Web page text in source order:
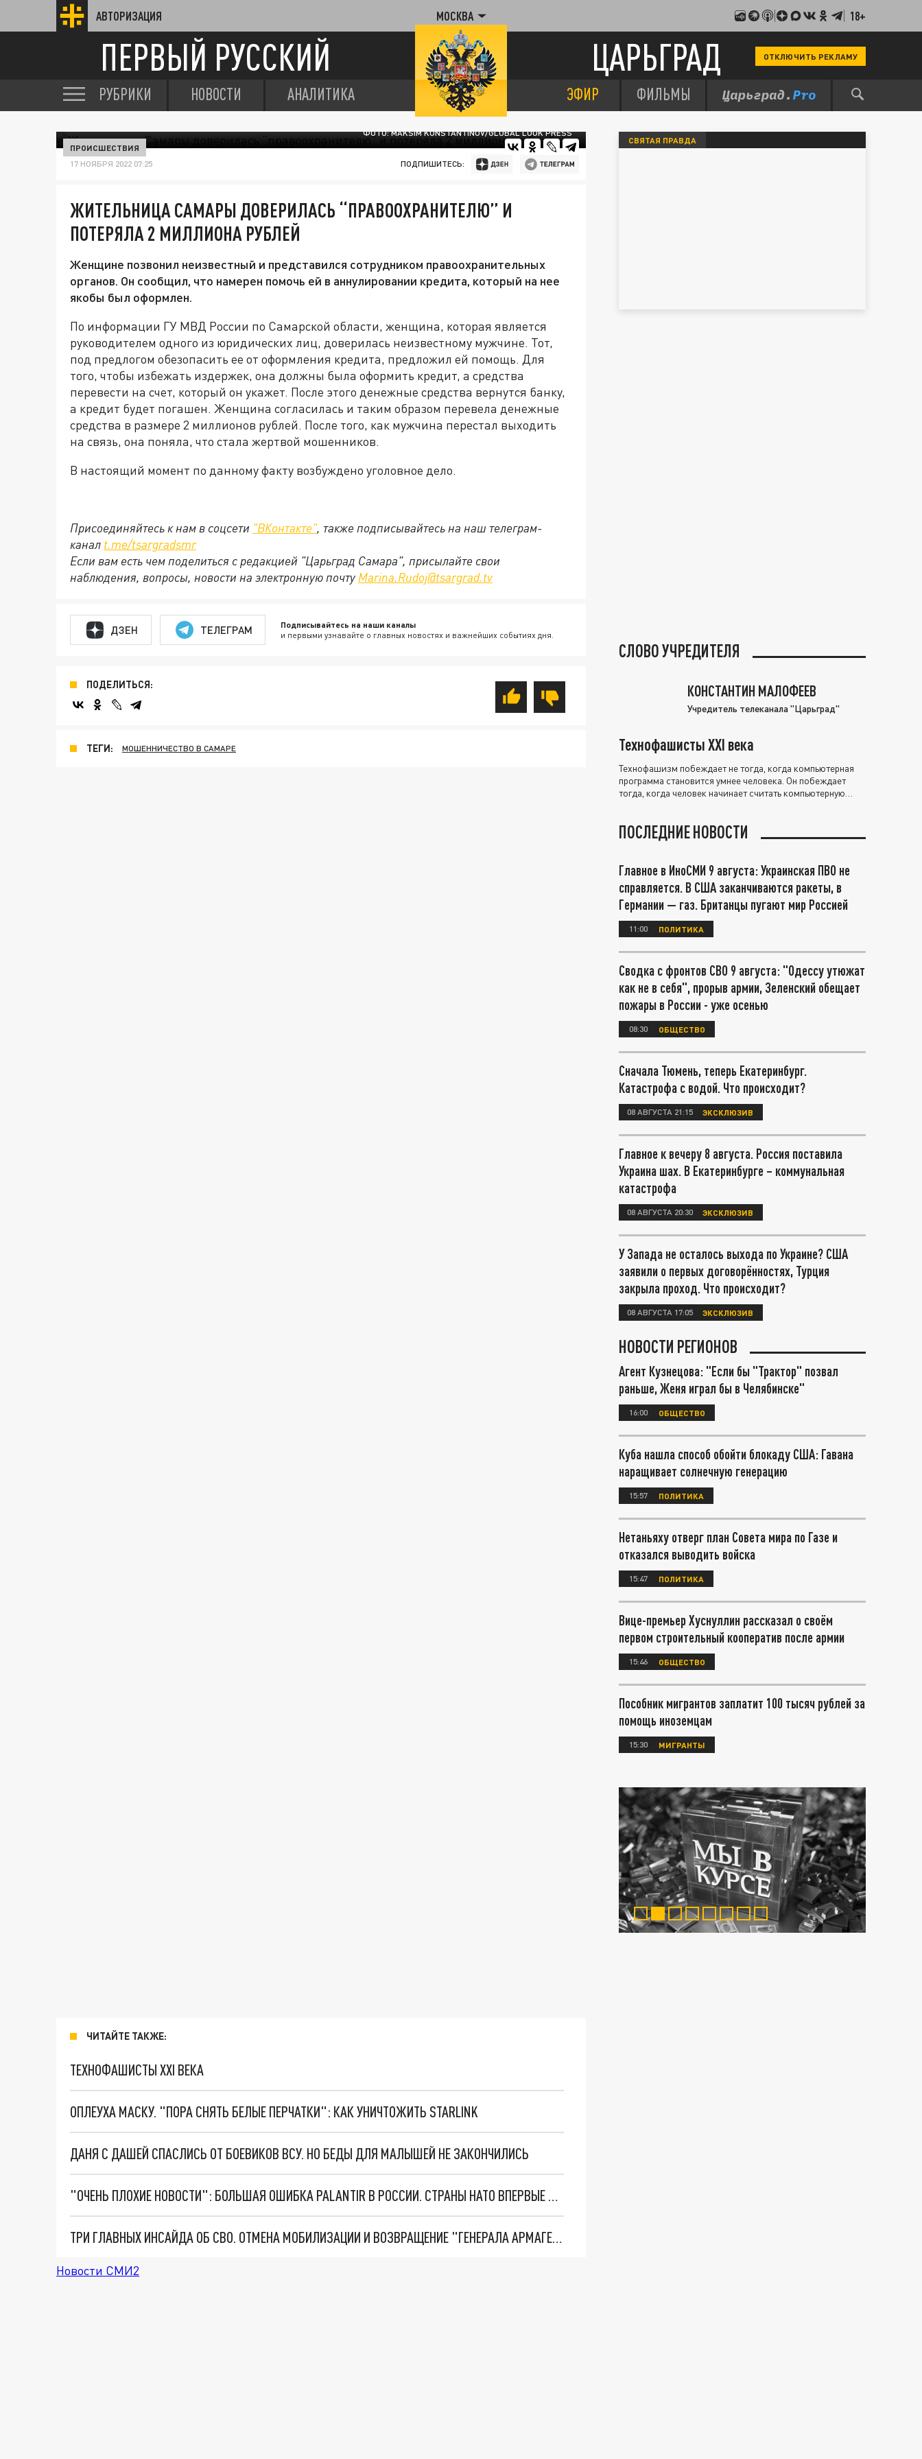
АВТОРИЗАЦИЯ МОСКВА 18+
ПЕРВЫЙ РУССКИЙ ЦАРЬГРАД ОТКЛЮЧИТЬ РЕКЛАМУ
РУБРИКИ НОВОСТИ АНАЛИТИКА ЭФИР ФИЛЬМЫ
ФОТО: MAKSIM KONSTANTINOV/GLOBAL LOOK PRESS
ПРОИСШЕСТВИЯ
17 НОЯБРЯ 2022 07:25 ПОДПИШИТЕСЬ:
ЖИТЕЛЬНИЦА САМАРЫ ДОВЕРИЛАСЬ “ПРАВООХРАНИТЕЛЮ” И
ПОТЕРЯЛА 2 МИЛЛИОНА РУБЛЕЙ
Женщине позвонил неизвестный и представился сотрудником правоохранительных
органов. Он сообщил, что намерен помочь ей в аннулировании кредита, который на нее
якобы был оформлен.
По информации ГУ МВД России по Самарской области, женщина, которая является
руководителем одного из юридических лиц, доверилась неизвестному мужчине. Тот,
под предлогом обезопасить ее от оформления кредита, предложил ей помощь. Для
того, чтобы избежать издержек, она должны была оформить кредит, а средства
перевести на счет, который он укажет. После этого денежные средства вернутся банку,
а кредит будет погашен. Женщина согласилась и таким образом перевела денежные
средства в размере 2 миллионов рублей. После того, как мужчина перестал выходить
на связь, она поняла, что стала жертвой мошенников.
В настоящий момент по данному факту возбуждено уголовное дело.
Присоединяйтесь к нам в соцсети "ВКонтакте", также подписывайтесь на наш телеграм-
канал t.me/tsargradsmr
Если вам есть чем поделиться с редакцией "Царьград Самара", присылайте свои
наблюдения, вопросы, новости на электронную почту Marina.Rudoj@tsargrad.tv
ДЗЕН ТЕЛЕГРАМ Подписывайтесь на наши каналы
и первыми узнавайте о главных новостях и важнейших событиях дня.
ПОДЕЛИТЬСЯ:
ТЕГИ: МОШЕННИЧЕСТВО В САМАРЕ
ЧИТАЙТЕ ТАКЖЕ:
ТЕХНОФАШИСТЫ XXI ВЕКА
ОПЛЕУХА МАСКУ. "ПОРА СНЯТЬ БЕЛЫЕ ПЕРЧАТКИ": КАК УНИЧТОЖИТЬ STARLINK
ДАНЯ С ДАШЕЙ СПАСЛИСЬ ОТ БОЕВИКОВ ВСУ. НО БЕДЫ ДЛЯ МАЛЫШЕЙ НЕ ЗАКОНЧИЛИСЬ
"ОЧЕНЬ ПЛОХИЕ НОВОСТИ": БОЛЬШАЯ ОШИБКА PALANTIR В РОССИИ. СТРАНЫ НАТО ВПЕРВЫЕ ЗА СВО ОСТАНОВИЛИ ПОСТАВКИ ОРУЖИЯ. ВСУ ТЕРЯЮТ ПРИГРАНИЧЬЕ?
ТРИ ГЛАВНЫХ ИНСАЙДА ОБ СВО. ОТМЕНА МОБИЛИЗАЦИИ И ВОЗВРАЩЕНИЕ "ГЕНЕРАЛА АРМАГЕДДОНА"? ОТЛИЧНЫЕ НОВОСТИ, КОТОРЫЕ ЖДАЛИ ВСЕ
Новости СМИ2
СВЯТАЯ ПРАВДА
СЛОВО УЧРЕДИТЕЛЯ
КОНСТАНТИН МАЛОФЕЕВ
Учредитель телеканала "Царьград"
Технофашисты XXI века
Технофашизм побеждает не тогда, когда компьютерная
программа становится умнее человека. Он побеждает
тогда, когда человек начинает считать компьютерную
ПОСЛЕДНИЕ НОВОСТИ
Главное в ИноСМИ 9 августа: Украинская ПВО не
справляется. В США заканчиваются ракеты, в
Германии — газ. Британцы пугают мир Россией
11:00 ПОЛИТИКА
Сводка с фронтов СВО 9 августа: "Одессу утюжат
как не в себя", прорыв армии, Зеленский обещает
пожары в России - уже осенью
08:30 ОБЩЕСТВО
Сначала Тюмень, теперь Екатеринбург.
Катастрофа с водой. Что происходит?
08 АВГУСТА 21:15 ЭКСКЛЮЗИВ
Главное к вечеру 8 августа. Россия поставила
Украина шах. В Екатеринбурге – коммунальная
катастрофа
08 АВГУСТА 20:30 ЭКСКЛЮЗИВ
У Запада не осталось выхода по Украине? США
заявили о первых договорённостях, Турция
закрыла проход. Что происходит?
08 АВГУСТА 17:05 ЭКСКЛЮЗИВ
НОВОСТИ РЕГИОНОВ
Агент Кузнецова: "Если бы "Трактор" позвал
раньше, Женя играл бы в Челябинске"
16:00 ОБЩЕСТВО
Куба нашла способ обойти блокаду США: Гавана
наращивает солнечную генерацию
15:57 ПОЛИТИКА
Нетаньяху отверг план Совета мира по Газе и
отказался выводить войска
15:47 ПОЛИТИКА
Вице-премьер Хуснуллин рассказал о своём
первом строительный кооператив после армии
15:46 ОБЩЕСТВО
Пособник мигрантов заплатит 100 тысяч рублей за
помощь иноземцам
15:30 МИГРАНТЫ